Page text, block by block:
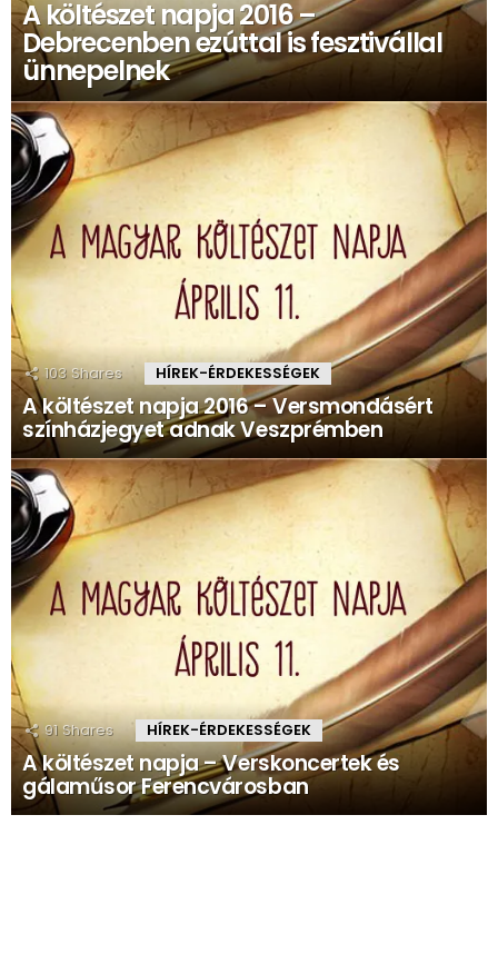
A költészet napja 2016 –
Debrecenben ezúttal is fesztivállal
ünnepelnek
103 Shares HÍREK-ÉRDEKESSÉGEK
A költészet napja 2016 – Versmondásért
színházjegyet adnak Veszprémben
91 Shares HÍREK-ÉRDEKESSÉGEK
A költészet napja – Verskoncertek és
gálaműsor Ferencvárosban